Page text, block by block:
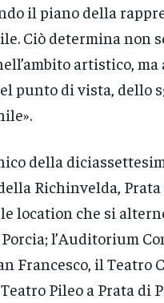
il piano della
Ciò determina non
artistico, ma
punto di vista, dello
della
Richinvelda, Prata
location che si
l’Auditorium
Francesco, il Teatro
Pileo a Prata di